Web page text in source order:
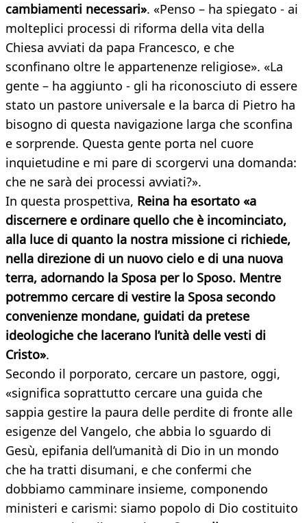
cambiamenti necessari». «Penso – ha spiegato - ai
molteplici processi di riforma della vita della
Chiesa avviati da papa Francesco, e che
sconfinano oltre le appartenenze religiose». «La
gente – ha aggiunto - gli ha riconosciuto di essere
stato un pastore universale e la barca di Pietro ha
bisogno di questa navigazione larga che sconfina
e sorprende. Questa gente porta nel cuore
inquietudine e mi pare di scorgervi una domanda:
che ne sarà dei processi avviati?».
In questa prospettiva, Reina ha esortato «a
discernere e ordinare quello che è incominciato,
alla luce di quanto la nostra missione ci richiede,
nella direzione di un nuovo cielo e di una nuova
terra, adornando la Sposa per lo Sposo. Mentre
potremmo cercare di vestire la Sposa secondo
convenienze mondane, guidati da pretese
ideologiche che lacerano l’unità delle vesti di
Cristo».
Secondo il porporato, cercare un pastore, oggi,
«significa soprattutto cercare una guida che
sappia gestire la paura delle perdite di fronte alle
esigenze del Vangelo, che abbia lo sguardo di
Gesù, epifania dell’umanità di Dio in un mondo
che ha tratti disumani, e che confermi che
dobbiamo camminare insieme, componendo
ministeri e carismi: siamo popolo di Dio costituito